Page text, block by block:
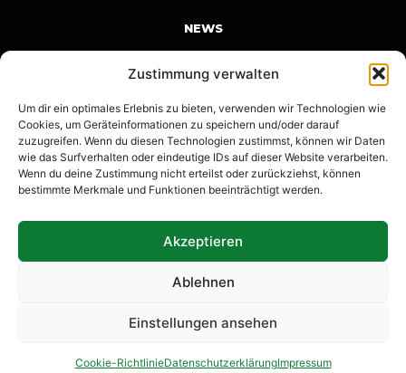
Zustimmung verwalten
Um dir ein optimales Erlebnis zu bieten, verwenden wir Technologien wie
Cookies, um Geräteinformationen zu speichern und/oder darauf
zuzugreifen. Wenn du diesen Technologien zustimmst, können wir Daten
wie das Surfverhalten oder eindeutige IDs auf dieser Website verarbeiten.
Wenn du deine Zustimmung nicht erteilst oder zurückziehst, können
bestimmte Merkmale und Funktionen beeinträchtigt werden.
Akzeptieren
Ablehnen
Einstellungen ansehen
Cookie-RichtlinieDatenschutzerklärungImpressum
NEWS
Karnevalswochenende in Kefferhausen | Save the Date |
12. Januar 2026
Anmeldung KKTT
22. Dezember 2025
Wow Kefferhausen! Krass Kefferhausen!
Stolz unterstützt von Blickpunkt